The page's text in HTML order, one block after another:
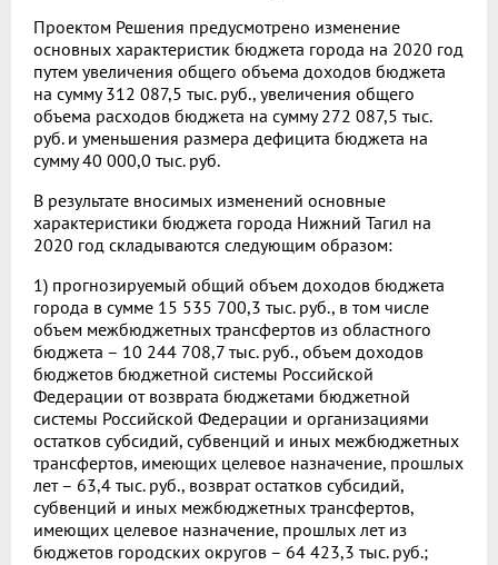
Проектом Решения предусмотрено изменение
основных характеристик бюджета города на 2020 год
путем увеличения общего объема доходов бюджета
на сумму 312 087,5 тыс. руб., увеличения общего
объема расходов бюджета на сумму 272 087,5 тыс.
руб. и уменьшения размера дефицита бюджета на
сумму 40 000,0 тыс. руб.
В результате вносимых изменений основные
характеристики бюджета города Нижний Тагил на
2020 год складываются следующим образом:
1) прогнозируемый общий объем доходов бюджета
города в сумме 15 535 700,3 тыс. руб., в том числе
объем межбюджетных трансфертов из областного
бюджета – 10 244 708,7 тыс. руб., объем доходов
бюджетов бюджетной системы Российской
Федерации от возврата бюджетами бюджетной
системы Российской Федерации и организациями
остатков субсидий, субвенций и иных межбюджетных
трансфертов, имеющих целевое назначение, прошлых
лет – 63,4 тыс. руб., возврат остатков субсидий,
субвенций и иных межбюджетных трансфертов,
имеющих целевое назначение, прошлых лет из
бюджетов городских округов – 64 423,3 тыс. руб.;